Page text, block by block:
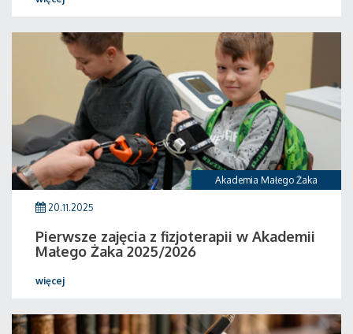
Akademia Małego Żaka
20.11.2025
Pierwsze zajęcia z fizjoterapii w Akademii
Małego Żaka 2025/2026
więcej